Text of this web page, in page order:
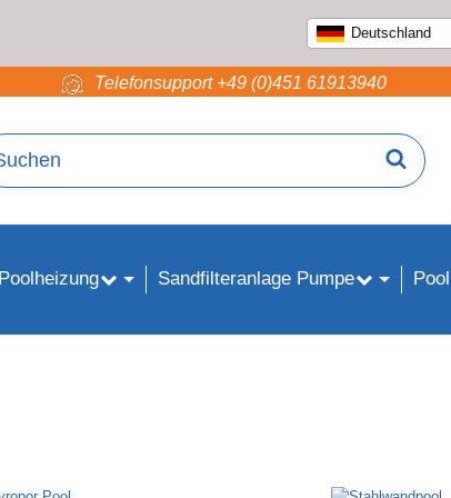
Deutschland
Telefonsupport +49 (0)451 61913940
Poolheizung Sandfilteranlage Pumpe